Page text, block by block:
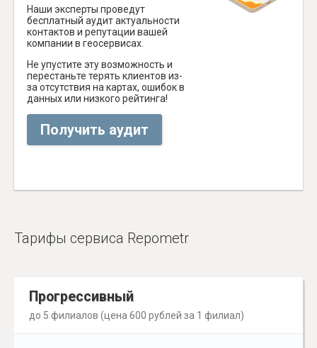
Наши эксперты проведут
бесплатный аудит актуальности
контактов и репутации вашей
компании в геосервисах.
Не упустите эту возможность и
перестаньте терять клиентов из-
за отсутствия на картах, ошибок в
данных или низкого рейтинга!
Получить аудит
Тарифы сервиса Repometr
Прогрессивный
до 5 филиалов (цена 600 рублей за 1 филиал)